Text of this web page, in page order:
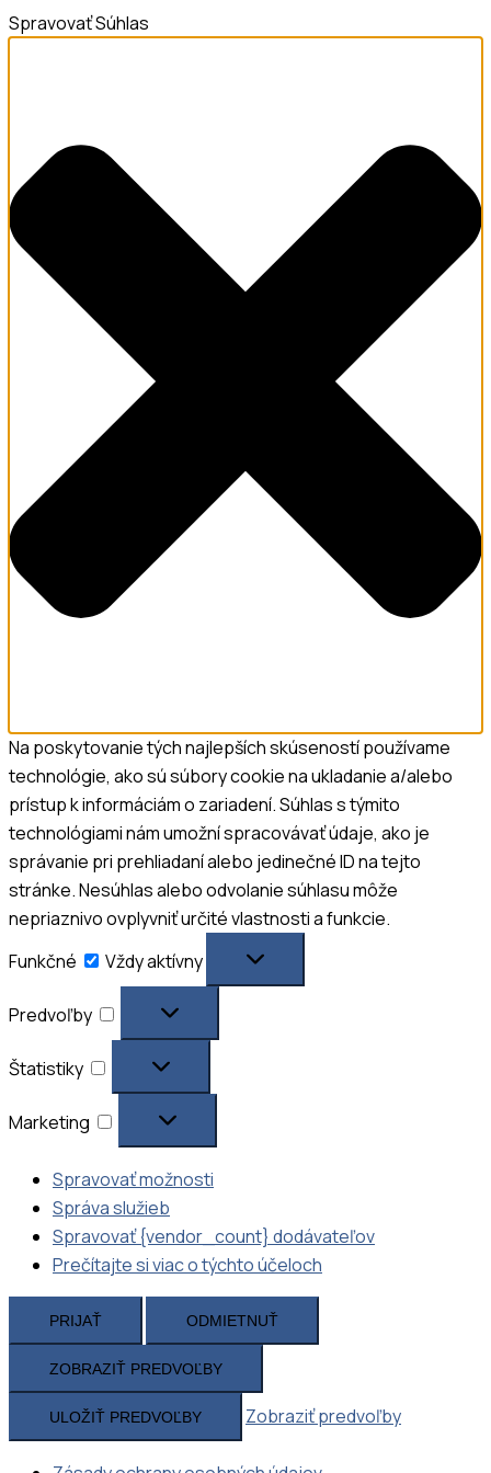
Spravovať Súhlas
Na poskytovanie tých najlepších skúseností používame
technológie, ako sú súbory cookie na ukladanie a/alebo
prístup k informáciám o zariadení. Súhlas s týmito
technológiami nám umožní spracovávať údaje, ako je
správanie pri prehliadaní alebo jedinečné ID na tejto
stránke. Nesúhlas alebo odvolanie súhlasu môže
nepriaznivo ovplyvniť určité vlastnosti a funkcie.
Funkčné
Vždy aktívny
Predvoľby
Štatistiky
Marketing
Spravovať možnosti
Správa služieb
Spravovať {vendor_count} dodávateľov
Prečítajte si viac o týchto účeloch
PRIJAŤ ODMIETNUŤ
ZOBRAZIŤ PREDVOĽBY
ULOŽIŤ PREDVOĽBY Zobraziť predvoľby